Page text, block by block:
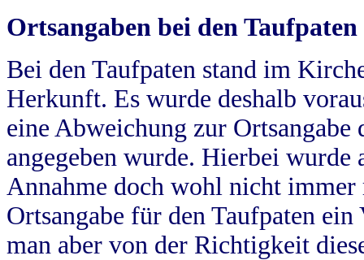
Ortsangaben bei den Taufpaten
Bei den Taufpaten stand im
Herkunft. Es wurde deshalb
eine Abweichung zur
angegeben wurde. Hierbei wurde
Annahme doch wohl nicht
Ortsangabe für den Taufpaten
man aber von der Richtigkeit